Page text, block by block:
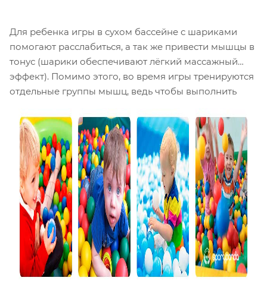
Для ребенка игры в сухом бассейне с шариками
помогают расслабиться, а так же привести мышцы в
тонус (шарики обеспечивают лёгкий массажный
эффект). Помимо этого, во время игры тренируются
отдельные группы мышц, ведь чтобы выполнить
нужно приложить немало усилий. Тренировочный
процесс проходит в игровой форме, а значит
заставлять ребенка заниматься не придется.